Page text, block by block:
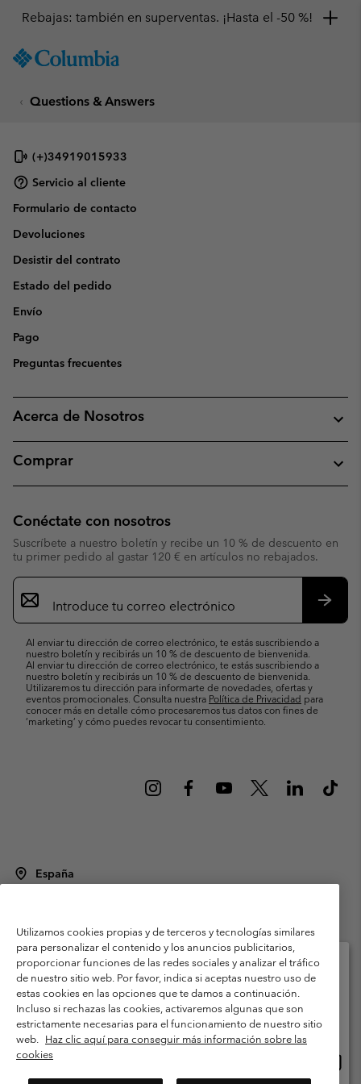
TO
SKIP
NAV
SKIP
SEARCH
Rebajas: también en superventas. ¡Hasta el -50 %!
Questions & Answers
(+)34919015933
Servicio al cliente
Formulario de contacto
Devoluciones
Desistir del contrato
Estado del pedido
Envío
Pago
Preguntas frecuentes
Acerca de Nosotros
Comprar
Conéctate con nosotros
Suscríbete a nuestro boletín y recibe un 10 % de descuento en
tu primer pedido al gastar 120 € en artículos no rebajados.
Suscripción
de
correo
Al enviar tu dirección de correo electrónico, te estás suscribiendo a
nuestro boletín y recibirás un 10 % de descuento de bienvenida.
Al enviar tu dirección de correo electrónico, te estás suscribiendo a
nuestro boletín y recibirás un 10 % de descuento de bienvenida.
Utilizaremos tu dirección para informarte de novedades, ofertas y
eventos promocionales. Consulta nuestra Política de Privacidad para
conocer más en detalle cómo procesaremos tus datos con fines de
’marketing’ y cómo puedes revocar tu consentimiento.
España
Condiciones de uso
Terminos de Venta
Garantía
Política de Privacidad
Términos y condiciones del programa de miembros
Términos De Uso Del Contenido Generado Por Los Usuarios
Impressum
Cookies Public CBCR
Utilizamos cookies propias y de terceros y tecnologías similares
para personalizar el contenido y los anuncios publicitarios,
proporcionar funciones de las redes sociales y analizar el tráfico
de nuestro sitio web. Por favor, indica si aceptas nuestro uso de
estas cookies en las opciones que te damos a continuación.
Incluso si rechazas las cookies, activaremos algunas que son
estrictamente necesarias para el funcionamiento de nuestro sitio
web. Haz clic aquí para conseguir más información sobre las
cookies
Selecciona tu país e idioma envío
Compras en línea disponibles